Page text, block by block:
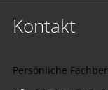
Kontakt
Persönliche